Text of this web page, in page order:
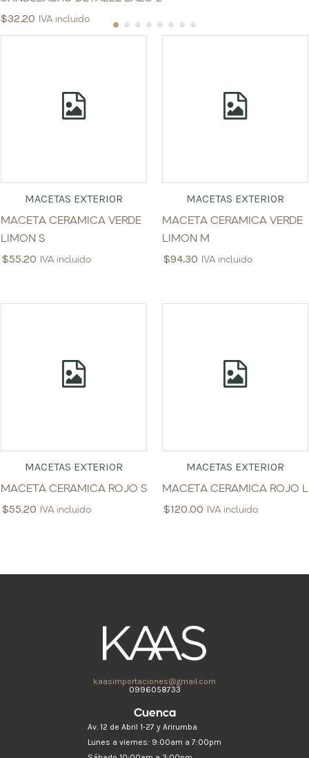
$32.20 IVA incluido
MACETAS EXTERIOR
MACETA CERAMICA VERDE
LIMON S
$55.20 IVA incluido
MACETAS EXTERIOR
MACETA CERAMICA VERDE
LIMON M
$94.30 IVA incluido
MACETAS EXTERIOR
MACETA CERAMICA ROJO S
$55.20 IVA incluido
MACETAS EXTERIOR
MACETA CERAMICA ROJO L
$120.00 IVA incluido
kaasimportaciones@gmail.com
0996058733
Cuenca
Av. 12 de Abril 1-27 y Arirumba
Lunes a viernes: 9:00am a 7:00pm